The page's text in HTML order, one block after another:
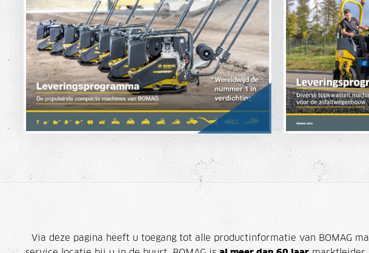
Via deze pagina heeft u toegang tot alle productinformatie van BOMAG